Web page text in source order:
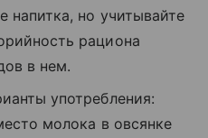
напитка, но учитывайте
рациона
в нем.
употребления:
молока в овсянке